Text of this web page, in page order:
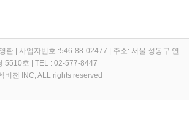
환 | 사업자번호 :546-88-02477 | 주소: 서울 성동구 연
5510호 | TEL : 02-577-8447
전 INC, ALL rights reserved